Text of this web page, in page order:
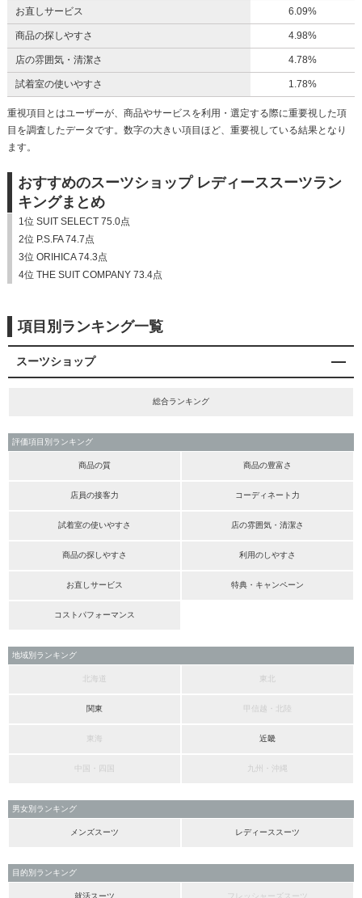
お直しサービス 6.09%
商品の探しやすさ 4.98%
店の雰囲気・清潔さ 4.78%
試着室の使いやすさ 1.78%
重視項目とはユーザーが、商品やサービスを利用・選定する際に重要視した項
目を調査したデータです。数字の大きい項目ほど、重要視している結果となり
ます。
おすすめのスーツショップ レディーススーツラン
キングまとめ
1位 SUIT SELECT 75.0点
2位 P.S.FA 74.7点
3位 ORIHICA 74.3点
4位 THE SUIT COMPANY 73.4点
項目別ランキング一覧
スーツショップ
総合ランキング
評価項目別ランキング
商品の質 商品の豊富さ
店員の接客力 コーディネート力
試着室の使いやすさ 店の雰囲気・清潔さ
商品の探しやすさ 利用のしやすさ
お直しサービス 特典・キャンペーン
コストパフォーマンス
地域別ランキング
北海道 東北
関東 甲信越・北陸
東海 近畿
中国・四国 九州・沖縄
男女別ランキング
メンズスーツ レディーススーツ
目的別ランキング
就活スーツ フレッシャーズスーツ